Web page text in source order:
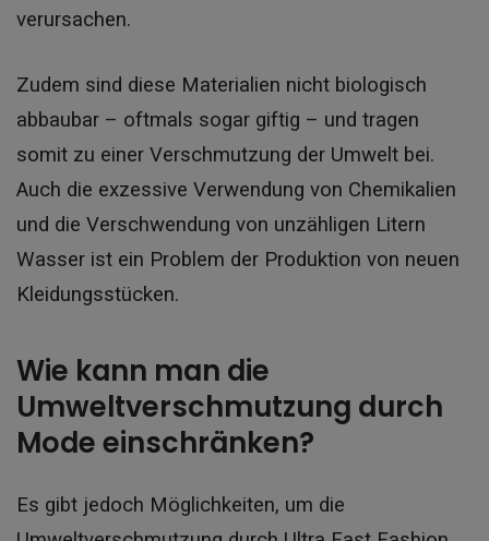
verursachen.
Zudem sind diese Materialien nicht biologisch
abbaubar – oftmals sogar giftig – und tragen
somit zu einer Verschmutzung der Umwelt bei.
Auch die exzessive Verwendung von Chemikalien
und die Verschwendung von unzähligen Litern
Wasser ist ein Problem der Produktion von neuen
Kleidungsstücken.
Wie kann man die
Umweltverschmutzung durch
Mode einschränken?
Es gibt jedoch Möglichkeiten, um die